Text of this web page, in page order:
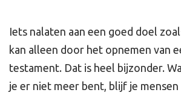
Iets nalaten aan een goed doel
kan alleen door het opnemen van
testament. Dat is heel bijzonder.
je er niet meer bent, blijf je